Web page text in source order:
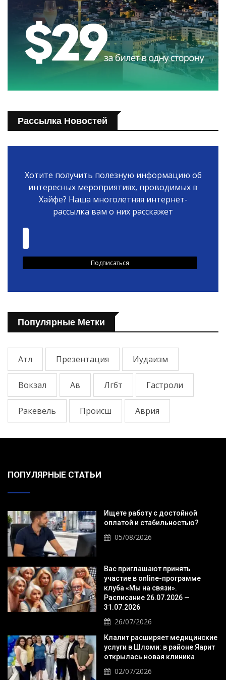
Рассылка Новостей
Хотите получить полезную информацию об
интересных мероприятиях, проводимых в
Хайфе? Наша многолетняя интернет-
рассылка вам о них расскажет
Популярные Метки
Атл Презентация Иудаизм
Вокзал Ав Лгбт Гастроли
Ракевель Происш Аврия
ПОПУЛЯРНЫЕ СТАТЬИ
Ищете работу с достойной
оплатой и стабильностью?
05/08/2026
Вас приглашают принять
участие в online-программе
клуба «Мы на связи».
Расписание 26.07.2026 —
31.07.2026
26/07/2026
Клалит расширяет медицинские
услуги в Шломи: в районе Яарит
открылась новая клиника
02/07/2026